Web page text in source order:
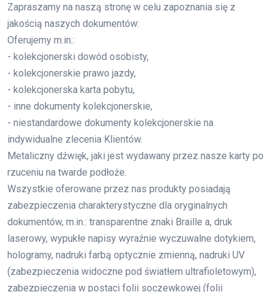
Zapraszamy na naszą stronę w celu zapoznania się z
jakością naszych dokumentów:
Oferujemy m.in.:
- kolekcjonerski dowód osobisty,
- kolekcjonerskie prawo jazdy,
- kolekcjonerska karta pobytu,
- inne dokumenty kolekcjonerskie,
- niestandardowe dokumenty kolekcjonerskie na
indywidualne zlecenia Klientów.
Metaliczny dźwięk, jaki jest wydawany przez nasze karty po
rzuceniu na twarde podłoże.
Wszystkie oferowane przez nas produkty posiadają
zabezpieczenia charakterystyczne dla oryginalnych
dokumentów, m.in.: transparentne znaki Braille a, druk
laserowy, wypukłe napisy wyraźnie wyczuwalne dotykiem,
hologramy, nadruki farbą optycznie zmienną, nadruki UV
(zabezpieczenia widoczne pod światłem ultrafioletowym),
zabezpieczenia w postaci folii soczewkowej (folii